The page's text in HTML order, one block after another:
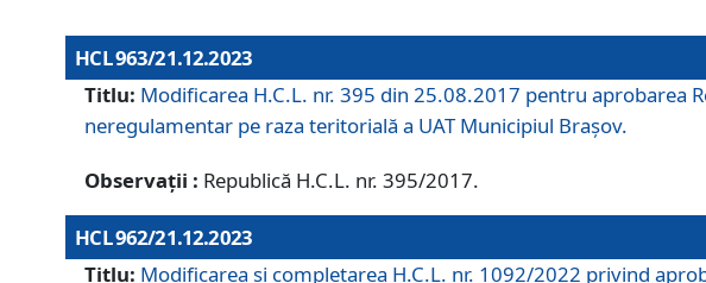
HCL 963/21.12.2023
Titlu: Modificarea H.C.L. nr. 395 din 25.08.2017 pentru
neregulamentar pe raza teritorială a UAT Municipiul Braşov.
Observații : Republică H.C.L. nr. 395/2017.
HCL 962/21.12.2023
Titlu: Modificarea și completarea H.C.L. nr. 1092/2022 privind